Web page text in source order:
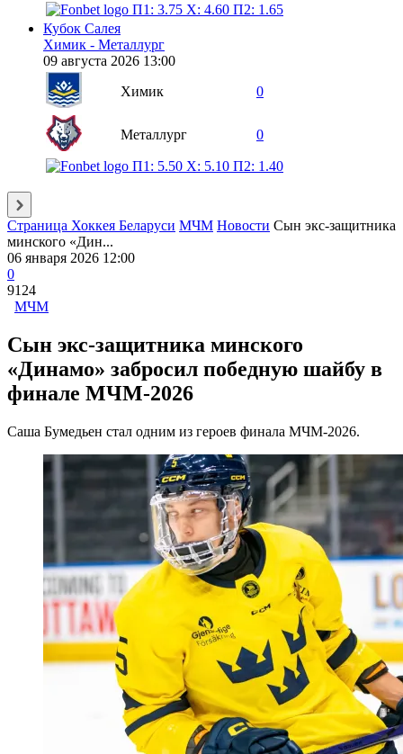
П1: 3.75 X: 4.60 П2: 1.65
Кубок Салея
Химик - Металлург
09 августа 2026 13:00
Химик
0
Металлург 0
П1: 5.50 X: 5.10 П2: 1.40
Страница Хоккея Беларуси МЧМ Новости Сын экс-защитника
минского «Дин...
06 января 2026 12:00
0
9124
МЧМ
Сын экс-защитника минского
«Динамо» забросил победную шайбу в
финале МЧМ-2026
Саша Бумедьен стал одним из героев финала МЧМ-2026.